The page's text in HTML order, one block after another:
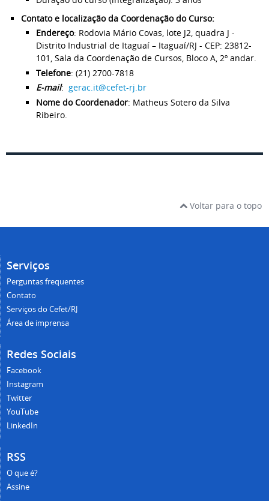
Contato e localização da Coordenação do Curso:
Endereço: Rodovia Mário Covas, lote J2, quadra J -
Distrito Industrial de Itaguaí – Itaguaí/RJ - CEP: 23812-
101, Sala da Coordenação de Cursos, Bloco A, 2º andar.
Telefone: (21) 2700-7818
E-mail: gerac.it@cefet-rj.br
Nome do Coordenador: Matheus Sotero da Silva
Ribeiro.
Voltar para o topo
Serviços
Perguntas frequentes
Contato
Serviços do Cefet/RJ
Área de imprensa
Redes Sociais
Facebook
Instagram
Twitter
YouTube
LinkedIn
RSS
O que é?
Assine